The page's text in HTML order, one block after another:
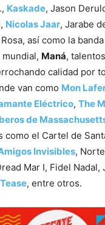
Kaskade, Jason
Nicolas Jaar, Jarabe
así como la
Maná,
calidad por
van como Mon
Eléctrico, The
de
como el Cartel de
Invisibles,
Mar I, Fidel Nadal,
Tease, entre otros.